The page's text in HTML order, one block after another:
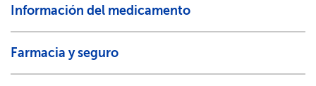
Información del medicamento​​
Farmacia y seguro​​